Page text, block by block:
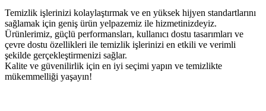
Temizlik işlerinizi kolaylaştırmak ve en yüksek hijyen standartlarını
sağlamak için geniş ürün yelpazemiz ile hizmetinizdeyiz.
Ürünlerimiz, güçlü performansları, kullanıcı dostu tasarımları ve
çevre dostu özellikleri ile temizlik işlerinizi en etkili ve verimli
şekilde gerçekleştirmenizi sağlar.
Kalite ve güvenilirlik için en iyi seçimi yapın ve temizlikte
mükemmelliği yaşayın!